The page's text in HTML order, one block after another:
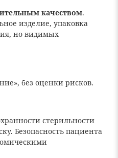
качеством.
изделие, упаковка
но видимых
без оценки рисков.
стерильности
Безопасность пациента